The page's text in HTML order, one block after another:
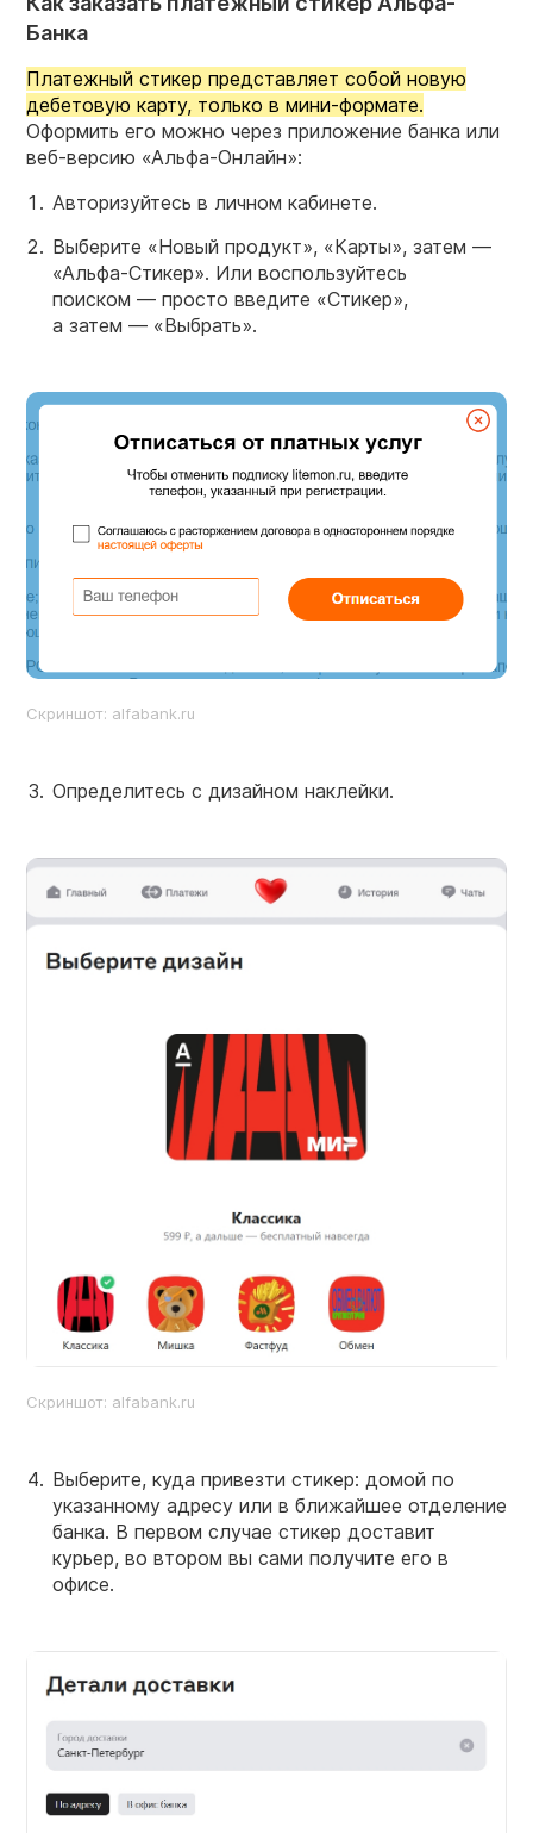
Банка
Платежный стикер представляет собой новую
дебетовую карту, только в мини-формате.
Оформить его можно через приложение банка или
веб-версию «Альфа-Онлайн»:
Авторизуйтесь в личном кабинете.
Выберите «Новый продукт», «Карты», затем —
«Альфа-Стикер». Или воспользуйтесь
поиском — просто введите «Стикер»,
а затем — «Выбрать».
Cкриншот: alfabank.ru
Определитесь с дизайном наклейки.
Cкриншот: alfabank.ru
Выберите, куда привезти стикер: домой по
указанному адресу или в ближайшее отделение
банка. В первом случае стикер доставит
курьер, во втором вы сами получите его в
офисе.